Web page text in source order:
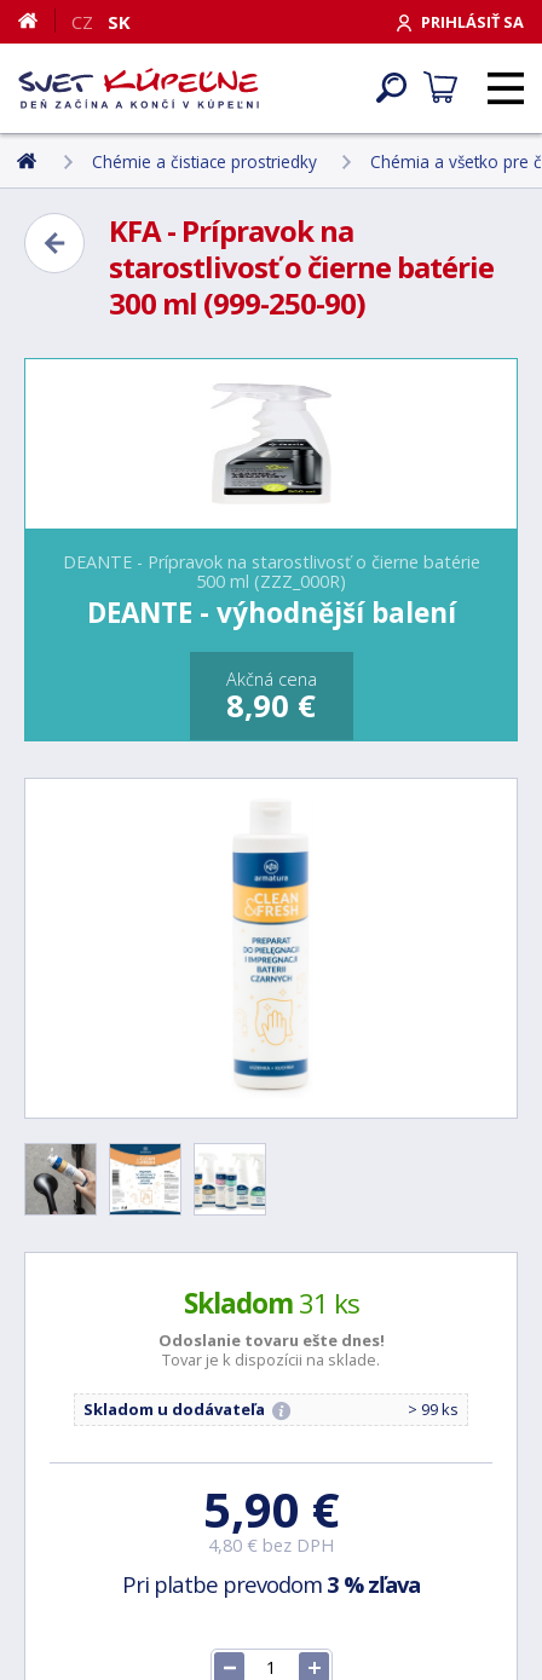
PRIHLÁSIŤ SA
CZ SK
Chémie a čistiace prostriedky Chémia a všetko pre
KFA - Prípravok na
starostlivosť o čierne batérie
300 ml (999-250-90)
DEANTE - Prípravok na starostlivosť o čierne batérie
500 ml (ZZZ_000R)
DEANTE - výhodnější balení
Akčná cena
8,90 €
Skladom31 ks
Odoslanie tovaru ešte dnes!
Tovar je k dispozícii na sklade.
Skladom u dodávateľa > 99 ks
5,90 €
4,80 € bez DPH
Pri platbe prevodom 3 % zľava